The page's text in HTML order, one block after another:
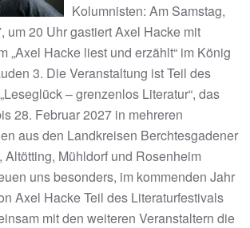
Kolumnisten: Am Samstag,
um 20 Uhr gastiert Axel Hacke mit
„Axel Hacke liest und erzählt“ im König
3. Die Veranstaltung ist Teil des
– grenzenlos Literatur“, das
28. Februar 2027 in mehreren
aus den Landkreisen Berchtesgadener
Altötting, Mühldorf und Rosenheim
uns besonders, im kommenden Jahr
Axel Hacke Teil des Literaturfestivals
mit den weiteren Veranstaltern die